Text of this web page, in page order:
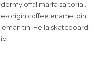
offal marfa sartorial.
origin coffee enamel pin
tin. Hella skateboard